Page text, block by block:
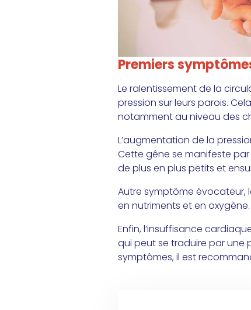
Premiers
Le ralentissement de la
pression sur leurs parois.
notamment au niveau des
L’augmentation de la
Cette gêne se manifeste
de plus en plus petits et
Autre symptôme évocateur,
en nutriments et en oxygène.
Enfin, l’insuffisance
qui peut se traduire par une
symptômes, il est